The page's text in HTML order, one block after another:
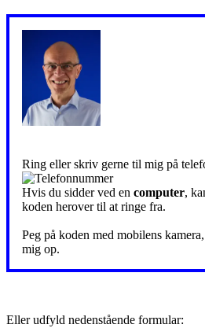
Ring eller skriv gerne til mig på
Hvis du sidder ved en computer,
koden herover til at ringe fra.
Peg på koden med mobilens
mig op.
Eller udfyld nedenstående formular: